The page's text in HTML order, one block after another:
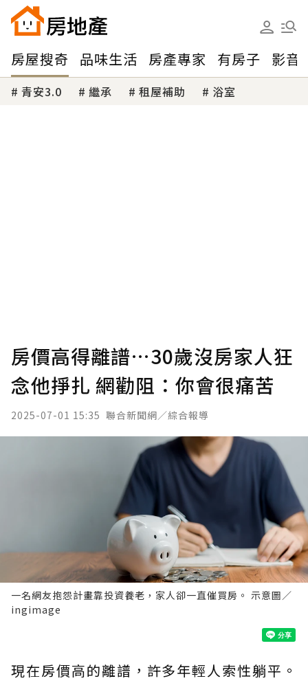
房屋搜奇 品味生活 房產專家 有房子 影音
青安3.0 繼承 租屋補助 浴室
房價高得離譜…30歲沒房家人狂
念他掙扎 網勸阻：你會很痛苦
2025-07-01 15:35 聯合新聞網／綜合報導
一名網友抱怨計畫靠投資養老，家人卻一直催買房。 示意圖／
ingimage
現在房價高的離譜，許多年輕人索性躺平。